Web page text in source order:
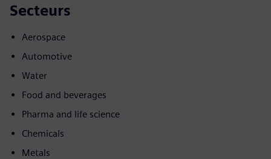
Secteurs
Aerospace
Automotive
Water
Food and beverages
Pharma and life science
Chemicals
Metals